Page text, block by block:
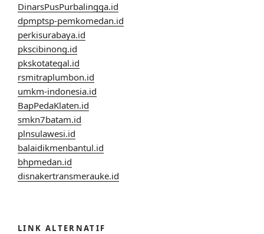
DinarsPusPurbalingga.id
dpmptsp-pemkomedan.id
perkisurabaya.id
pkscibinong.id
pkskotategal.id
rsmitraplumbon.id
umkm-indonesia.id
BapPedaKlaten.id
smkn7batam.id
plnsulawesi.id
balaidikmenbantul.id
bhpmedan.id
disnakertransmerauke.id
LINK ALTERNATIF